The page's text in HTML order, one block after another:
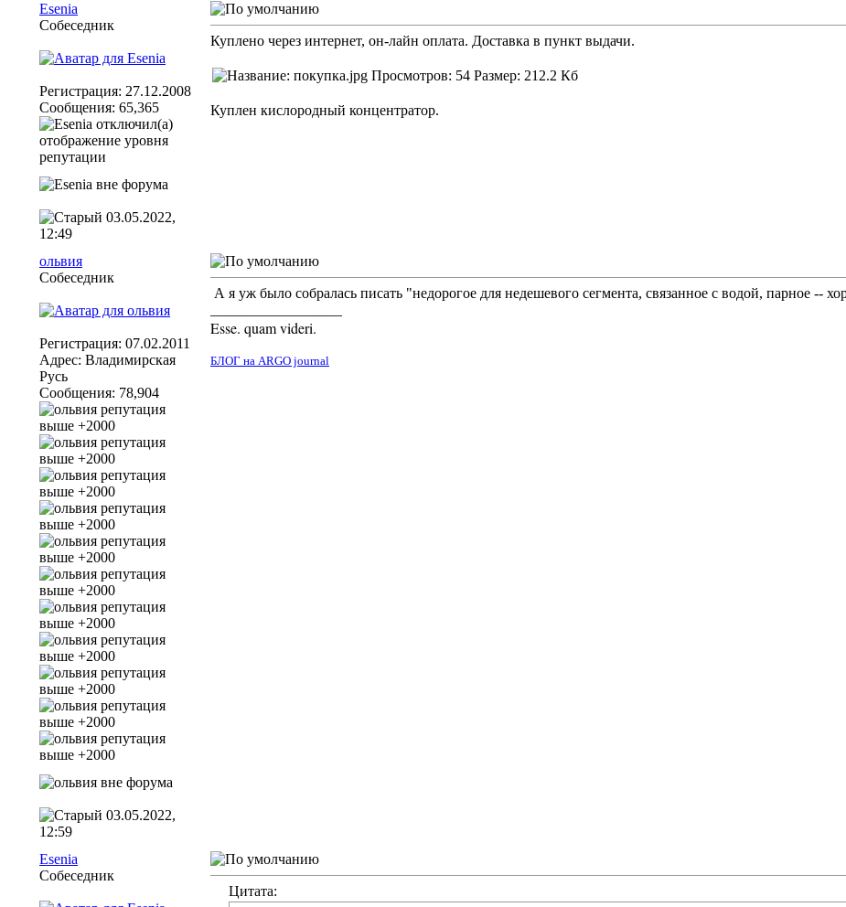
Esenia
Собеседник
Регистрация: 27.12.2008
Сообщения: 65,365
Куплено через интернет, он-лайн оплата. Доставка в пункт выдачи.
Куплен кислородный концентратор.
03.05.2022,
12:49
ольвия
Собеседник
Регистрация: 07.02.2011
Адрес: Владимирская
Русь
Сообщения: 78,904
А я уж было собралась писать "недорогое для недешевого сегмента, связанное с водой, парное --
Esse. quam videri.
БЛОГ на ARGO jour​​​nal
03.05.2022,
12:59
Esenia
Собеседник
Цитата: